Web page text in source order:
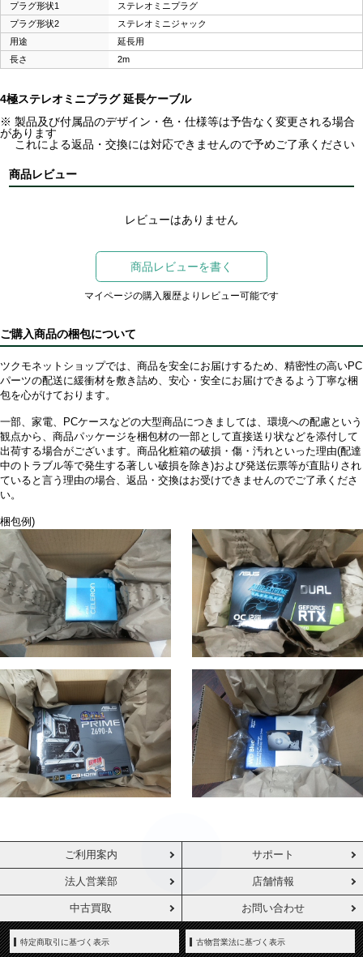
プラグ形状1
ステレオミニプラグ
プラグ形状2
ステレオミニジャック
用途
延長用
長さ
2m
4極ステレオミニプラグ 延長ケーブル
※ 製品及び付属品のデザイン・色・仕様等は予告なく変更される場合
があります
これによる返品・交換には対応できませんので予めご了承ください
商品レビュー
レビューはありません
商品レビューを書く
マイページの購入履歴よりレビュー可能です
ご購入商品の梱包について
ツクモネットショップでは、商品を安全にお届けするため、精密性の高いPC
パーツの配送に緩衝材を敷き詰め、安心・安全にお届けできるよう丁寧な梱
包を心がけております。
一部、家電、PCケースなどの大型商品につきましては、環境への配慮という
観点から、商品パッケージを梱包材の一部として直接送り状などを添付して
出荷する場合がございます。商品化粧箱の破損・傷・汚れといった理由(配達
中のトラブル等で発生する著しい破損を除き)および発送伝票等が直貼りされ
ていると言う理由の場合、返品・交換はお受けできませんのでご了承くださ
い。
梱包例)
ご利用案内 サポート
法人営業部 店舗情報
中古買取 お問い合わせ
特定商取引に基づく表示 古物営業法に基づく表示